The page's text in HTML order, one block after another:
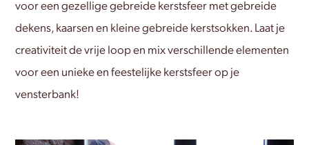
voor een gezellige gebreide kerstsfeer met gebreide
dekens, kaarsen en kleine gebreide kerstsokken. Laat je
creativiteit de vrije loop en mix verschillende elementen
voor een unieke en feestelijke kerstsfeer op je
vensterbank!